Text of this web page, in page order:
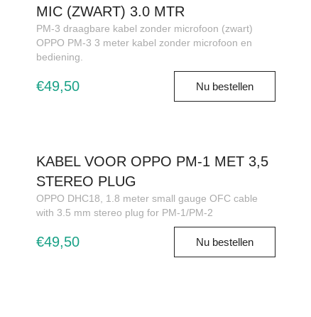
MIC (ZWART) 3.0 MTR
PM-3 draagbare kabel zonder microfoon (zwart)
OPPO PM-3 3 meter kabel zonder microfoon en
bediening.
€49,50 Nu bestellen
KABEL VOOR OPPO PM-1 MET 3,5
STEREO PLUG
OPPO DHC18, 1.8 meter small gauge OFC cable
with 3.5 mm stereo plug for PM-1/PM-2
€49,50 Nu bestellen